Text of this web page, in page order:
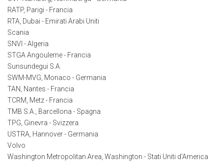
RATP, Parigi - Francia
RTA, Dubai - Emirati Arabi Uniti
Scania
SNVI - Algeria
STGA Angouleme - Francia
Sunsundegui S.A.
SWM-MVG, Monaco - Germania
TAN, Nantes - Francia
TCRM, Metz - Francia
TMB S.A., Barcellona - Spagna
TPG, Ginevra - Svizzera
USTRA, Hannover - Germania
Volvo
Washington Metropolitan Area, Washington - Stati Uniti d'America